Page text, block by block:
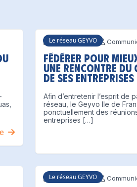
Le réseau GEYVO
21 juillet 2021
Fédérer pour
une rencontre du
de ses
Afin d’entretenir l’esprit de
réseau, le Geyvo Ile de
ponctuellement des
entreprises […]
Le réseau GEYVO
14 juillet 2021